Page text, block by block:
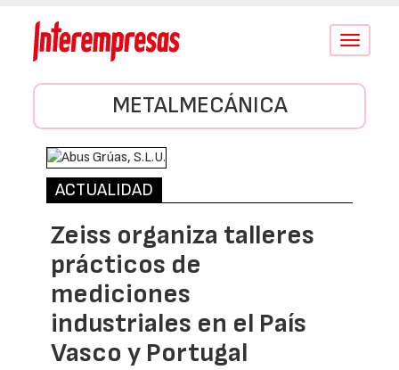
Conmutar
METALMECÁNICA
ACTUALIDAD
Zeiss organiza talleres
prácticos de
mediciones
industriales en el País
Vasco y Portugal